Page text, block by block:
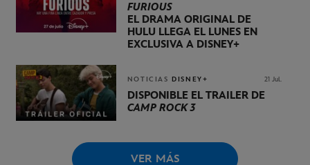
FURIOUS
EL DRAMA ORIGINAL DE
HULU LLEGA EL LUNES EN
EXCLUSIVA A DISNEY+
NOTICIAS DISNEY+ 21 Jul.
DISPONIBLE EL TRÁILER DE
CAMP ROCK 3
VER MÁS